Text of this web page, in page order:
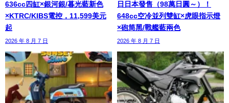
636cc四缸×銀河銀/暮光藍新色
×KTRC/KIBS電控，11,599美元
起
2026 年 8 月 7 日
日日本發售（98萬日圓～）！
648cc空冷並列雙缸×虎眼指示燈
×砲筒黑/戰艦藍兩色
2026 年 8 月 7 日